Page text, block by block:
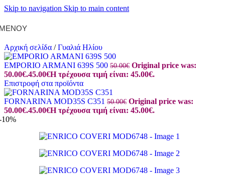
Skip to navigation Skip to main content
Αρχική σελίδα / Γυαλιά Ηλίου
EMPORIO ARMANI 639S 500 50.00€ Original price was:
50.00€.45.00€Η τρέχουσα τιμή είναι: 45.00€.
Επιστροφή στα προϊόντα
FORNARINA MOD35S C351 50.00€ Original price was:
50.00€.45.00€Η τρέχουσα τιμή είναι: 45.00€.
10%